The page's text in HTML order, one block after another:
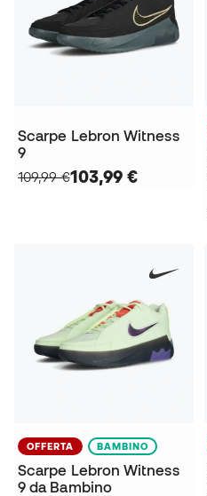
Scarpe Lebron Witness
9
109,99 €103,99 €
OFFERTA BAMBINO
Scarpe Lebron Witness
9 da Bambino